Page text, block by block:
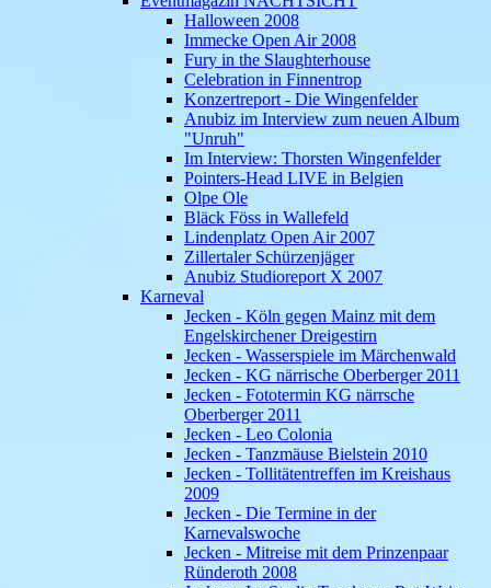
Halloween 2008
Immecke Open Air 2008
Fury in the Slaughterhouse
Celebration in Finnentrop
Konzertreport - Die Wingenfelder
Anubiz im Interview zum neuen Album
"Unruh"
Im Interview: Thorsten Wingenfelder
Pointers-Head LIVE in Belgien
Olpe Ole
Bläck Föss in Wallefeld
Lindenplatz Open Air 2007
Zillertaler Schürzenjäger
Anubiz Studioreport X 2007
Karneval
Jecken - Köln gegen Mainz mit dem
Engelskirchener Dreigestirn
Jecken - Wasserspiele im Märchenwald
Jecken - KG närrische Oberberger 2011
Jecken - Fototermin KG närrsche
Oberberger 2011
Jecken - Leo Colonia
Jecken - Tanzmäuse Bielstein 2010
Jecken - Tollitätentreffen im Kreishaus
2009
Jecken - Die Termine in der
Karnevalswoche
Jecken - Mitreise mit dem Prinzenpaar
Ründeroth 2008